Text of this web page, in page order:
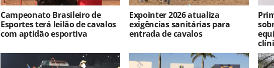
Campeonato Brasileiro de
Esportes terá leilão de cavalos
com aptidão esportiva
Expointer 2026 atualiza
exigências sanitárias para
entrada de cavalos